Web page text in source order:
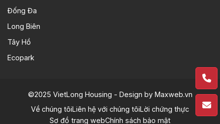
Đống Đa
Long Biên
Tây Hồ
Ecopark
©2025 VietLong Housing - Design by Maxweb.vn
Về chúng tôiLiên hệ với chúng tôiLời chứng thực
Sơ đồ trang webChính sách bảo mật